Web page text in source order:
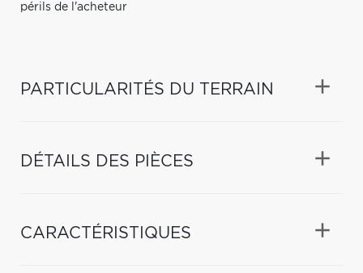
périls de l'acheteur
PARTICULARITÉS DU TERRAIN
DÉTAILS DES PIÈCES
CARACTÉRISTIQUES